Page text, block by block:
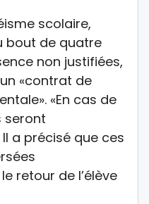
scolaire,
bout de quatre
non justifiées,
«contrat de
«En cas de
seront
a précisé que ces
retour de l’élève